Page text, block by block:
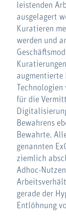
leistenden
ausgelagert
Kuratieren
werden und
augmentierte
für die
Bewahrens
Bewahrte.
genannten
ziemlich
Adhoc-
gerade der
Entlöhnung